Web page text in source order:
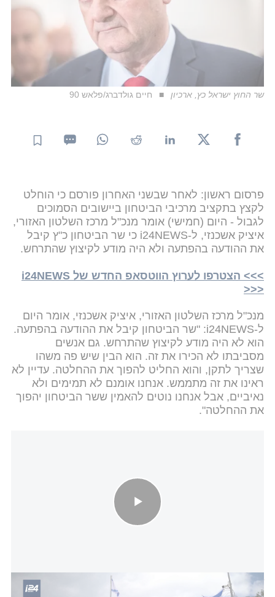
שר החוץ ישראל כץ, ארכיון חיים גולדברג/פלאש 90
פרסום ראשון: לאחר שבשני האחרון פורסם כי הוחלט
לקצץ בתקציב מרכיבי הביטחון ביישובים הסמוכים
לגבול - היום (חמישי) אומר מנכ"ל מרכז השלטון האזורי,
איציק אשכנזי, ל-i24NEWS כי שר הביטחון כ"ץ קיבל
את ההודעה בהפתעה ולא היה מודע לקיצוץ שהתרחש.
>>> הצטרפו לערוץ הווטסאפ החדש של i24NEWS
<<<
מנכ"ל מרכז השלטון האזורי, איציק אשכנזי, אומר היום
ל-i24NEWS: "שר הביטחון קיבל את ההודעה בהפתעה.
הוא לא היה מודע לקיצוץ שהתרחש. גם אנשים
מסביבתו לא הכירו את זה. הוא הבין שיש פה משהו
שצריך לתקן, והוא החליט להפוך את ההחלטה. עדיין לא
ראינו את זה מתממש. אנחנו אומנם לא תמימים ולא
נאיביים, אבל אנחנו נוטים להאמין ששר הביטחון יהפוך
את ההחלטה".
למרות התעצמות חמאס: קיצוצים בתקציב הביטחון של יישובי העוטף